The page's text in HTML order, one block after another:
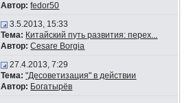
Автор: fedor50
3.5.2013, 15:33
Тема: Китайский путь развития: перех...
Автор: Cesare Borgia
27.4.2013, 7:29
Тема: "Десоветизация" в действии
Автор: Богатырёв